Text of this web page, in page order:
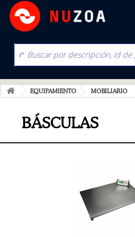
EQUIPAMIENTO MOBILIARIO
BÁSCULAS